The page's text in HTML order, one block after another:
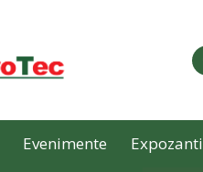
Evenimente Expozanti